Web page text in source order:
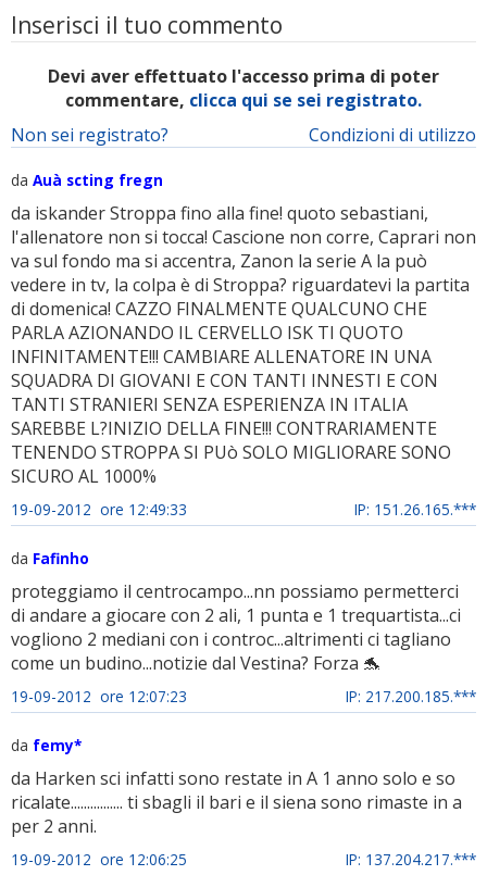
Inserisci il tuo commento
Devi aver effettuato l'accesso prima di poter
commentare, clicca qui se sei registrato.
Condizioni di utilizzo
Non sei registrato?
da Auà scting fregn
da iskander Stroppa fino alla fine! quoto sebastiani,
l'allenatore non si tocca! Cascione non corre, Caprari non
va sul fondo ma si accentra, Zanon la serie A la può
vedere in tv, la colpa è di Stroppa? riguardatevi la partita
di domenica! CAZZO FINALMENTE QUALCUNO CHE
PARLA AZIONANDO IL CERVELLO ISK TI QUOTO
INFINITAMENTE!!! CAMBIARE ALLENATORE IN UNA
SQUADRA DI GIOVANI E CON TANTI INNESTI E CON
TANTI STRANIERI SENZA ESPERIENZA IN ITALIA
SAREBBE L?INIZIO DELLA FINE!!! CONTRARIAMENTE
TENENDO STROPPA SI PUò SOLO MIGLIORARE SONO
SICURO AL 1000%
19-09-2012 ore 12:49:33 IP: 151.26.165.***
da Fafinho
proteggiamo il centrocampo...nn possiamo permetterci
di andare a giocare con 2 ali, 1 punta e 1 trequartista...ci
vogliono 2 mediani con i controc...altrimenti ci tagliano
come un budino...notizie dal Vestina? Forza 🐬
19-09-2012 ore 12:07:23 IP: 217.200.185.***
da femy*
da Harken sci infatti sono restate in A 1 anno solo e so
ricalate................ ti sbagli il bari e il siena sono rimaste in a
per 2 anni.
19-09-2012 ore 12:06:25 IP: 137.204.217.***